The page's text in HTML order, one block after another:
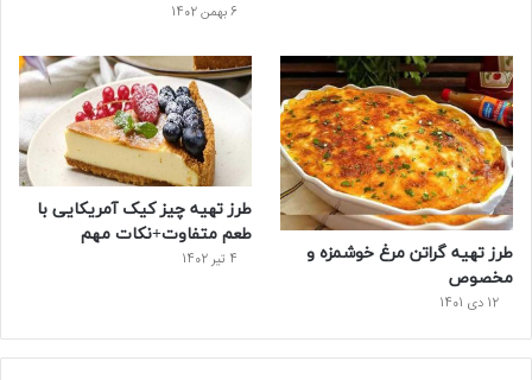
6 بهمن 1402
طرز تهیه گراتن مرغ خوشمزه و
مخصوص
12 دی 1401
طرز تهیه چیز کیک آمریکایی با
طعم متفاوت+نکات مهم
4 تیر 1402